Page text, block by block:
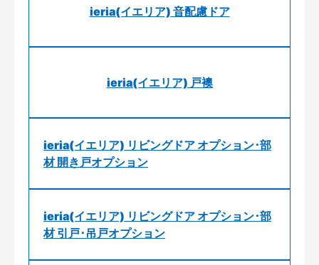
ieria(イエリア) 音配慮ドア
ieria(イエリア) 戸襖
ieria(イエリア) リビングドア オプション･部
材 開き戸オプション
ieria(イエリア) リビングドア オプション･部
材 引戸･吊戸オプション